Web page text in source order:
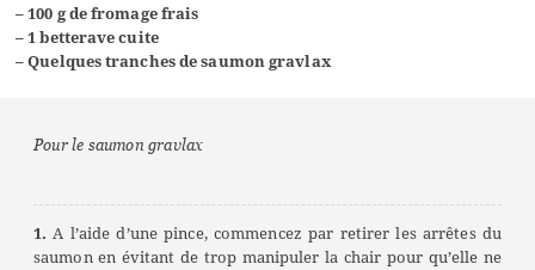
– 100 g de fromage frais
– 1 betterave cuite
– Quelques tranches de saumon gravlax
Pour le saumon gravlax
1. A l’aide d’une pince, commencez par retirer les arrêtes du
saumon en évitant de trop manipuler la chair pour qu’elle ne